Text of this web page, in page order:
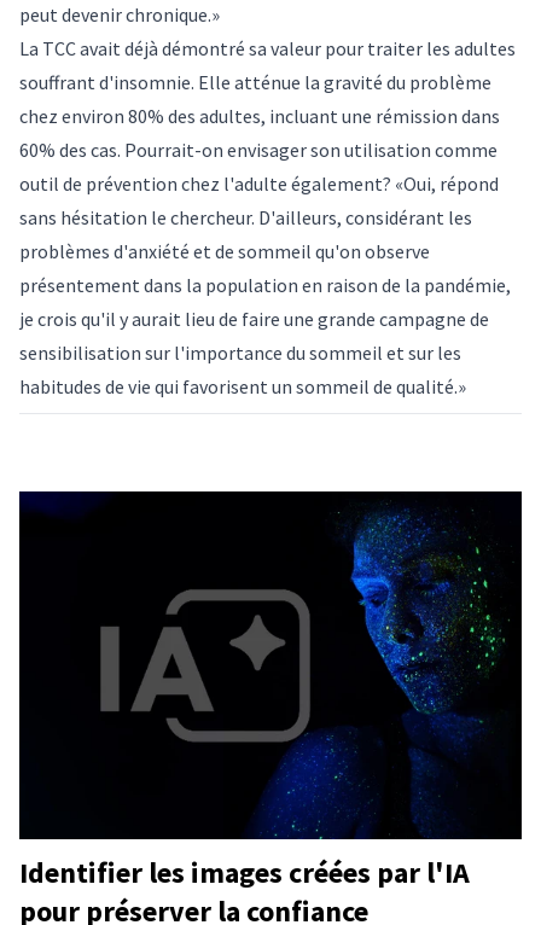
peut devenir chronique.»
La TCC avait déjà démontré sa valeur pour traiter les adultes
souffrant d'insomnie. Elle atténue la gravité du problème
chez environ 80% des adultes, incluant une rémission dans
60% des cas. Pourrait-on envisager son utilisation comme
outil de prévention chez l'adulte également? «Oui, répond
sans hésitation le chercheur. D'ailleurs, considérant les
problèmes d'anxiété et de sommeil qu'on observe
présentement dans la population en raison de la pandémie,
je crois qu'il y aurait lieu de faire une grande campagne de
sensibilisation sur l'importance du sommeil et sur les
habitudes de vie qui favorisent un sommeil de qualité.»
Identifier les images créées par l'IA
pour préserver la confiance